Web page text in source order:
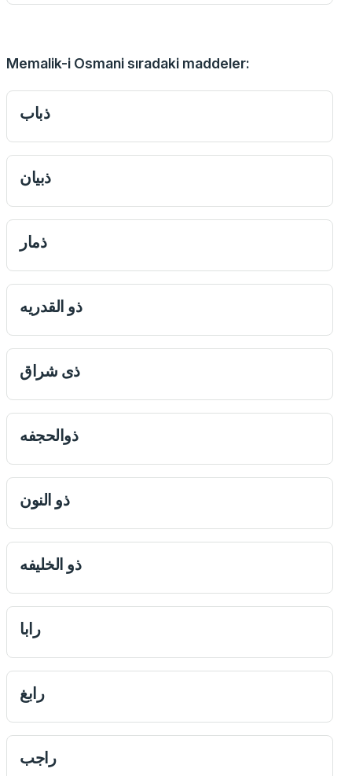
Memalik-i Osmani sıradaki maddeler:
ذباب
ذبيان
ذمار
ذو القدريه
ذی شراق
ذوالحجفه
ذو النون
ذو الخليفه
رابا
رابغ
راجب